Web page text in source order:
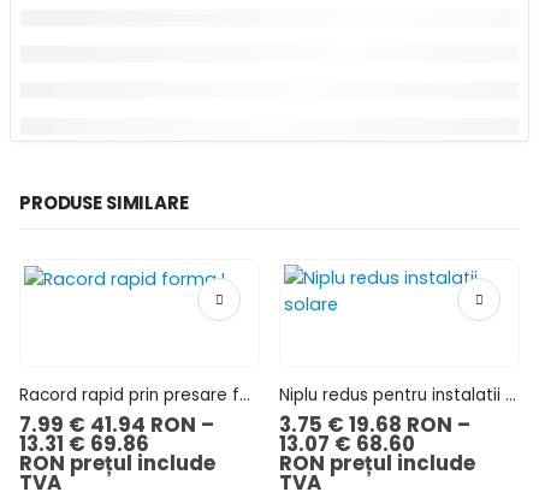
PRODUSE SIMILARE
Racord rapid prin presare forma L
7.99 € 41.94 RON –
13.31 € 69.86
RON prețul include
TVA
Niplu redus pentru instalatii solare termice
3.75 € 19.68 RON –
13.07 € 68.60
RON prețul include
TVA